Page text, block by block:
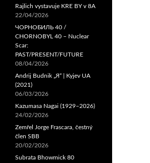
Rajlich vystavuje KRE BY v 8A
22/04/2026
ЧОРНОБИЛЬ 40 /
CHORNOBYL 40 – Nuclear
Scar:
PAST/PRESENT/FUTURE
08/04/2026
Andrij Budnik „Я“ | Kyjev UA
(2021)
06/03/2026
Kazumasa Nagai (1929–2026)
24/02/2026
Zemřel Jorge Frascara, čestný
člen SBB
20/02/2026
Subrata Bhowmick 80